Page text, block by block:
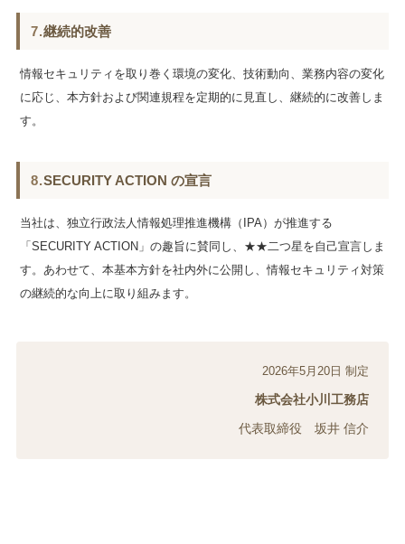
7.継続的改善
情報セキュリティを取り巻く環境の変化、技術動向、業務内容の変化
に応じ、本方針および関連規程を定期的に見直し、継続的に改善しま
す。
8.SECURITY ACTION の宣言
当社は、独立行政法人情報処理推進機構（IPA）が推進する
「SECURITY ACTION」の趣旨に賛同し、★★二つ星を自己宣言しま
す。あわせて、本基本方針を社内外に公開し、情報セキュリティ対策
の継続的な向上に取り組みます。
2026年5月20日 制定
株式会社小川工務店
代表取締役 坂井 信介